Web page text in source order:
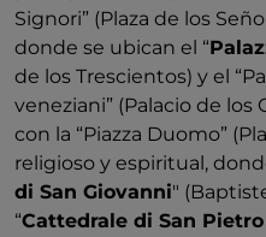
Signori” (Plaza de los
donde se ubican el “
de los Trescientos) y el
veneziani” (Palacio de los
con la “Piazza Duomo”
religioso y espiritual,
di San Giovanni"
“Cattedrale di San